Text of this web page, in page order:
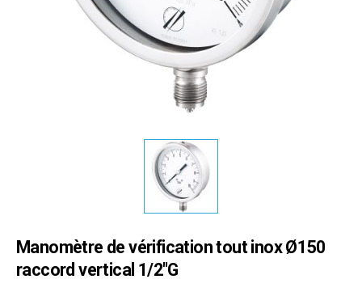
Manomètre de vérification tout inox Ø150
raccord vertical 1/2"G